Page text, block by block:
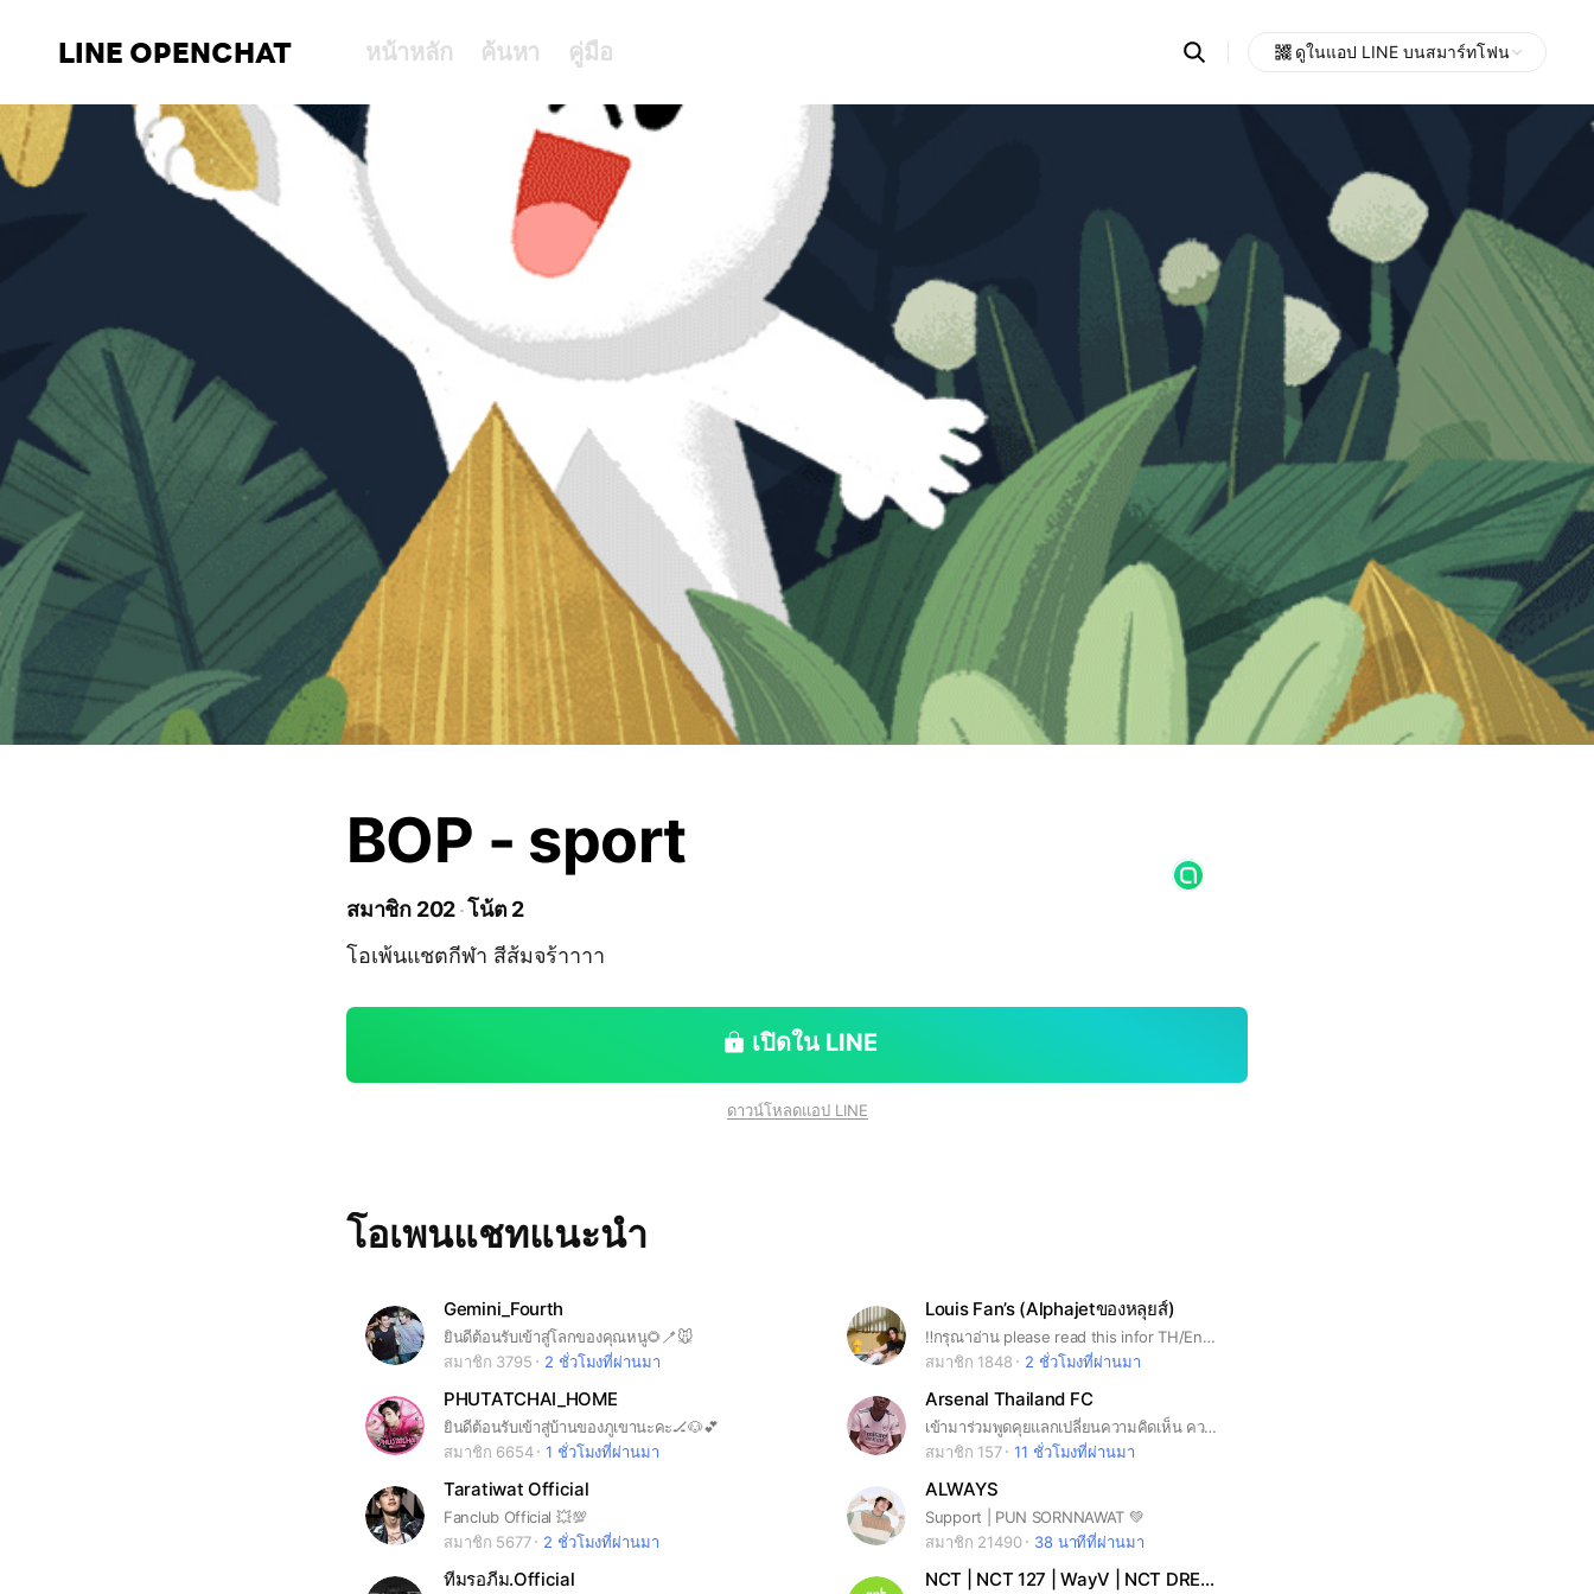
LINE OPENCHAT หน้าหลัก ค้นหา คู่มือ Search
OpenChats
messages
search
ดูในแอป LINE บนสมาร์ทโฟน
BOP - sport
สมาชิก 202 โน้ต 2
โอเพ้นแชตกีฬา สีส้มจร้าาาา
เปิดใน LINE
ดาวน์โหลดแอป LINE
โอเพนแชทแนะนำ
Gemini_Fourth
ยินดีต้อนรับเข้าสู่โลกของคุณหนู🌻🪥🐭
สมาชิก 3795
2 ชั่วโมงที่ผ่านมา
Louis Fan’s (Alphajetของหลุยส์)
‼️กรุณาอ่าน please read this infor TH/Eng บ้านนี้เป็นบ้านหลักแรกของด้อมแอลฟ่า หรืออัลฟ่า ขอให้ทุกคนที่เข้ามาในกลุ่ม ตอบคำถามให้ตรงแล้วจะได้เข้านะคะ หากยังไม่ได้เข้าภายใน 24 ชม. อัลฟ่าลองเข้ามาส่งคำขอเข้าใหม่และตอบคำถามให้ถูกอีกครั้งน้า ซึ่งชื่อด้อมเต็มๆมี 5 พยางค์ ใบ้ว่าเป็นแฮชแทกที่เราใช้สำหรับแฟนคลับของหลุยส์น้า🥰 *ใส่รูปโปรไฟล์(รูปตัวเอง,รูปหลุยส์ อื่นๆ) ตั้งชื่อด้วยนะคะ ไม่ใส่แค่อิโมจิเดี่ยวๆ สะดวกต่อการเรียกชื่อกันในห้องแชท 🎈เข้ามาแล้วอย่าลืมอ่านกฎระเบียบบ้านในNoteกันนะคะ😘🥰 ไม่ต้องแนะนำตัวหรือขอบคุณนะคะ อาจจะเป็นการรบกวนบุคคลอื่น โดยสามารถแนะนำตัวในโน้ตห้อง รักน้องเอ็นดูน้องไปนานๆ ขอบคุณมากๆค่ะ🙏🏻🙏🏻 This house is Alphajet’s louis first main house. question for enter who enters the your guy need to ans questions directly and you will be able to enter. *Insert your profile picture. (self-portrait, Louis' picture, etc.) Please put your name on, don’t use emoji name It's difficult to identify. * being love for long* Let's love together💝
สมาชิก 1848
2 ชั่วโมงที่ผ่านมา
PHUTATCHAI_HOME
ยินดีต้อนรับเข้าสู่บ้านของภูเขานะคะ🏒🐶💕
สมาชิก 6654
1 ชั่วโมงที่ผ่านมา
Arsenal Thailand FC
เข้ามาร่วมพูดคุยแลกเปลี่ยนความคิดเห็น ความรู้สึกเกี่ยวกับนักเตะในทีมของเรา ได้นะครับพวกเราชาวเดอะกันเนอร์ ไอ้ปืนใหญ่แฟนคลับประเทศไทยจะร่วมเชียร์ ทีมที่เรารักทุกนัดด้วยกันครับ #พูดคุยแลกเปลี่ยนความคิดเห็น #ArsenalThailandFC #Arsenal
สมาชิก 157
11 ชั่วโมงที่ผ่านมา
Taratiwat Official
Fanclub Official 💥💯
สมาชิก 5677
2 ชั่วโมงที่ผ่านมา
ALWAYS
Support | PUN SORNNAWAT 💚
สมาชิก 21490
38 นาทีที่ผ่านมา
ทีมรอภีม.Official NCT | NCT 127 | WayV | NCT DREAM | NCT WISH